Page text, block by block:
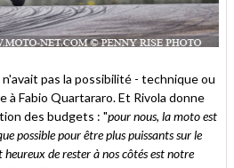
pas la possibilité - technique ou
Fabio Quartararo. Et Rivola donne
des budgets : "pour nous, la moto est
possible pour être plus puissants sur le
de rester à nos côtés est notre